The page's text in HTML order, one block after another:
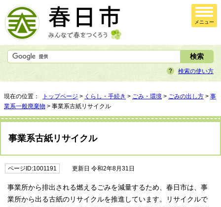
メニュー
検索の使い方
現在の位置： トップページ > くらし・手続き > ごみ・環境 > ごみの出し方 > 事
業系一般廃棄物 > 事業系古紙リサイクル
事業系古紙リサイクル
ページID:1001191 更新日 令和2年8月31日
事業所から排出される燃えるごみを減量するため、春日市は、事
業所から出る古紙のリサイクルを推進しています。リサイクルで